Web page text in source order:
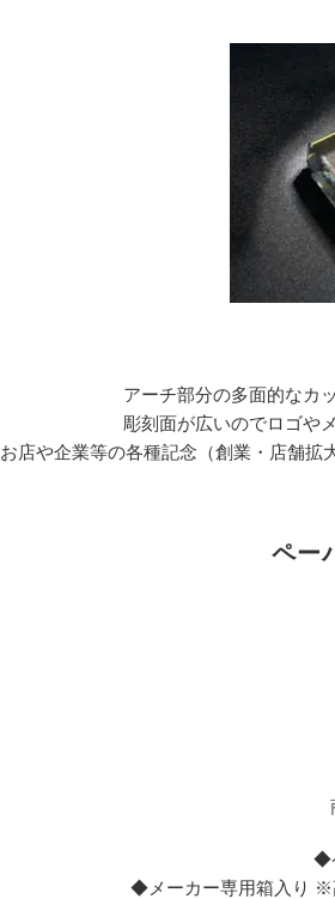
アーチ部分の多面的なカ
彫刻面が広いのでロゴや
お店や企業等の各種記念（創業・店舗拡
ペー
◆
◆メーカー専用箱入り ※